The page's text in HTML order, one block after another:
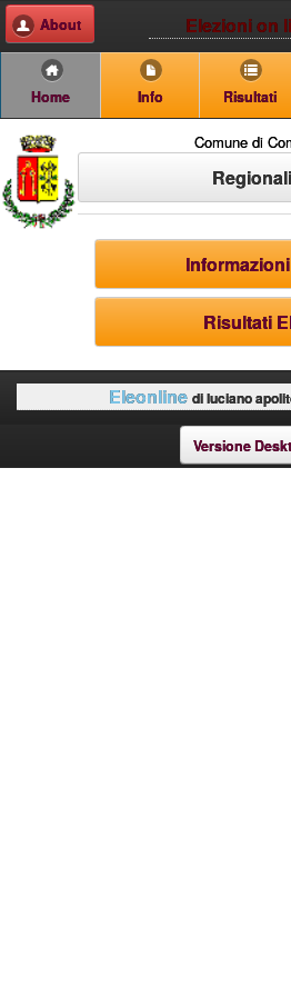
Elezioni on
About
Home Info Risultati
Comune di
Risultati
Eleonline di luciano
Versione